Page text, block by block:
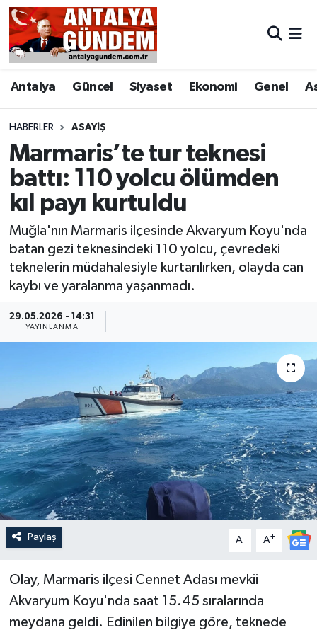
Antalya Güncel Siyaset Ekonomi Genel
HABERLER ASAYIŞ
Marmaris’te tur teknesi
battı: 110 yolcu ölümden
kıl payı kurtuldu
Muğla'nın Marmaris ilçesinde Akvaryum Koyu'nda
batan gezi teknesindeki 110 yolcu, çevredeki
teknelerin müdahalesiyle kurtarılırken, olayda can
kaybı ve yaralanma yaşanmadı.
29.05.2026 - 14:31
YAYINLANMA
Paylaş A- A+
Olay, Marmaris ilçesi Cennet Adası mevkii
Akvaryum Koyu'nda saat 15.45 sıralarında
meydana geldi. Edinilen bilgiye göre, teknede
Antalya
Asayiş
Bilim & Teknoloji
Bölge
EĞİTİM
Ekonomi
Genel
Güncel
Magazin
Resmi İlan
Sağlık & Yaşam
Siyaset
Antalya Nöbetçi Eczaneler
Antalya Hava Durumu
Antalya Namaz Vakitleri
Antalya Trafik Yoğunluk Haritası
Süper Lig Puan Durumu ve Fikstür
Tüm Manşetler
Son Dakika Haberleri